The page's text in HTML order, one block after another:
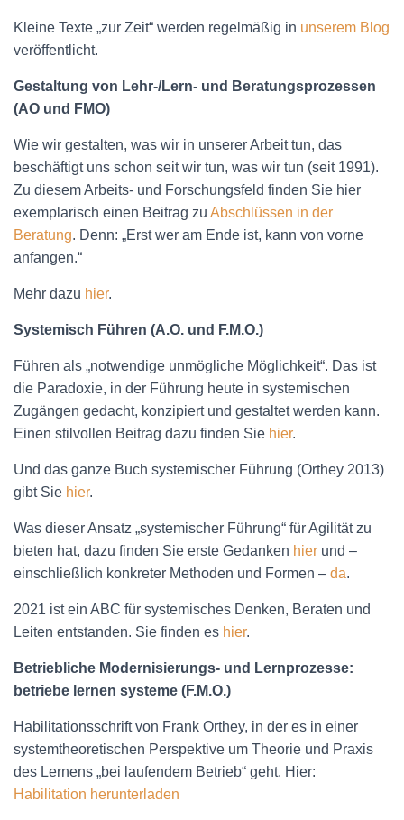
Kleine Texte „zur Zeit“ werden regelmäßig in unserem Blog
veröffentlicht.
Gestaltung von Lehr-/Lern- und Beratungsprozessen
(AO und FMO)
Wie wir gestalten, was wir in unserer Arbeit tun, das
beschäftigt uns schon seit wir tun, was wir tun (seit 1991).
Zu diesem Arbeits- und Forschungsfeld finden Sie hier
exemplarisch einen Beitrag zu Abschlüssen in der
Beratung. Denn: „Erst wer am Ende ist, kann von vorne
anfangen.“
Mehr dazu hier.
Systemisch Führen (A.O. und F.M.O.)
Führen als „notwendige unmögliche Möglichkeit“. Das ist
die Paradoxie, in der Führung heute in systemischen
Zugängen gedacht, konzipiert und gestaltet werden kann.
Einen stilvollen Beitrag dazu finden Sie hier.
Und das ganze Buch systemischer Führung (Orthey 2013)
gibt Sie hier.
Was dieser Ansatz „systemischer Führung“ für Agilität zu
bieten hat, dazu finden Sie erste Gedanken hier und –
einschließlich konkreter Methoden und Formen – da.
2021 ist ein ABC für systemisches Denken, Beraten und
Leiten entstanden. Sie finden es hier.
Betriebliche Modernisierungs- und Lernprozesse:
betriebe lernen systeme (F.M.O.)
Habilitationsschrift von Frank Orthey, in der es in einer
systemtheoretischen Perspektive um Theorie und Praxis
des Lernens „bei laufendem Betrieb“ geht. Hier:
Habilitation herunterladen